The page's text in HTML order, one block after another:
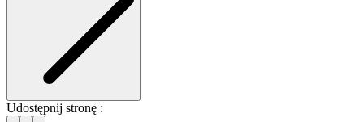
Udostępnij stronę :